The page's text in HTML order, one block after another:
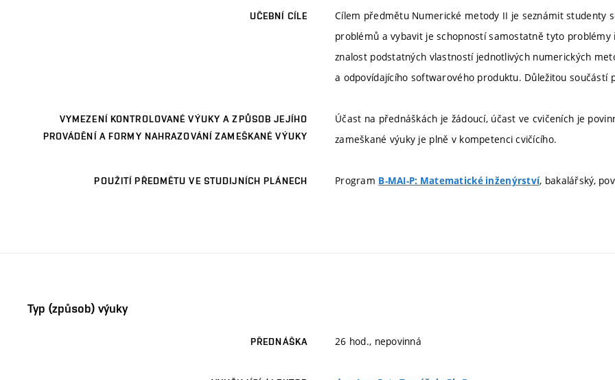
UČEBNÍ CÍLE
Cílem předmětu Numerické metody II je seznámit studenty
problémů a vybavit je schopností samostatně tyto
znalost podstatných vlastností jednotlivých numerických
a odpovídajícího softwarového produktu. Důležitou
VYMEZENÍ KONTROLOVANÉ VÝUKY A ZPŮSOB JEJÍHO
PROVÁDĚNÍ A FORMY NAHRAZOVÁNÍ ZAMEŠKANÉ VÝUKY
Účast na přednáškách je žádoucí, účast ve cvičeních je
zameškané výuky je plně v kompetenci cvičícího.
POUŽITÍ PŘEDMĚTU VE STUDIJNÍCH PLÁNECH Program B-MAI-P: Matematické inženýrství, bakalářský,
Typ (způsob) výuky
PŘEDNÁŠKA 26 hod., nepovinná